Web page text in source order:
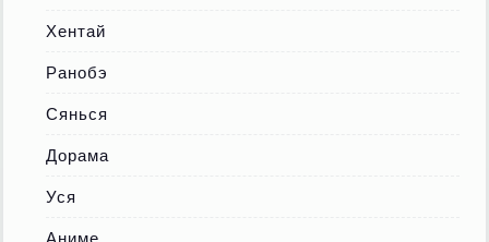
Хентай
Ранобэ
Сянься
Дорама
Уся
Аниме